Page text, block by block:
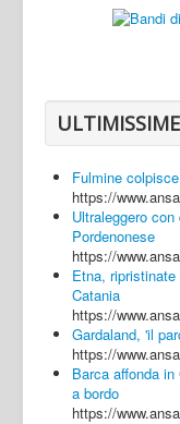
Caserta
Napoli
Salerno
Login
ULTIMISSIME
Fulmine
https://
Ultraleggero
Pordenonese
https://
Etna,
Catania
https://
Gardaland, 'il
https://
Barca affonda
a bordo
https://